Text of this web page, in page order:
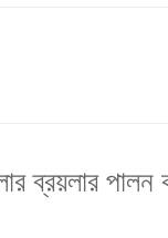
ব্রয়লার